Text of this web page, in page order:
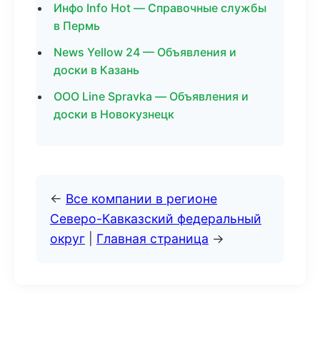
Инфо Info Hot — Справочные службы
в Пермь
News Yellow 24 — Объявления и
доски в Казань
ООО Line Spravka — Объявления и
доски в Новокузнецк
← Все компании в регионе
Северо-Кавказский федеральный
округ
Главная страница →